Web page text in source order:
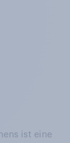
ist eine